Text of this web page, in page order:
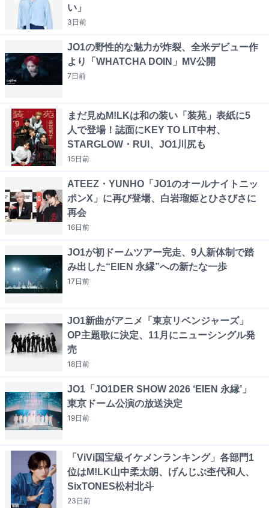
い」
3日前
JO1の野性的な魅力が炸裂、全米デビュー作
より「WHATCHA DOIN」MV公開
7日前
まだ見ぬM!LKは和の装い「装苑」表紙に5
人で登場！誌面にKEY TO LIT中村、
STARGLOW・RUI、JO1川尻も
15日前
ATEEZ・YUNHO「JO1のオールナイトニッ
ポンX」に再び登場、白岩瑠姫とひさびさに
再会
16日前
JO1が初ドームツアー完走、9人新体制で踏
み出した“EIEN 永縁”への新たな一歩
17日前
JO1新曲がアニメ「東京リベンジャーズ」
OP主題歌に決定、11月にニューシングル発
売
18日前
JO1「JO1DER SHOW 2026 ‘EIEN 永縁’」
東京ドーム公演の放送決定
19日前
「ViVi国宝級イケメンランキング」各部門1
位はM!LK山中柔太朗、げんじぶ杢代和人、
SixTONES松村北斗
23日前